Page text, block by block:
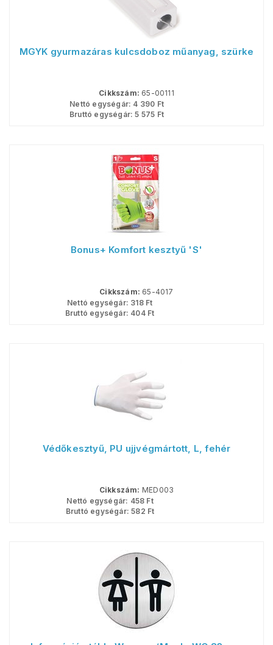
MGYK gyurmazáras kulcsdoboz műanyag, szürke
Cikkszám: 65-00111
Nettó egységár: 4 390 Ft
Bruttó egységár: 5 575 Ft
Bonus+ Komfort kesztyű 'S'
Cikkszám: 65-4017
Nettó egységár: 318Ft
Bruttó egységár: 404Ft
Védőkesztyű, PU ujjvégmártott, L, fehér
Cikkszám: MED003
Nettó egységár: 458 Ft
Bruttó egységár: 582 Ft